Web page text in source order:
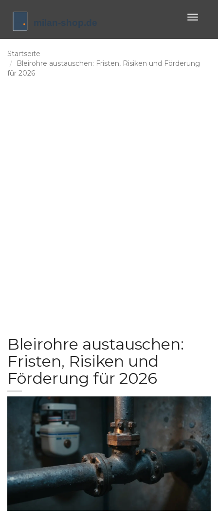
Startseite
Bleirohre austauschen: Fristen, Risiken und Förderung
für 2026
Bleirohre austauschen:
Fristen, Risiken und
Förderung für 2026